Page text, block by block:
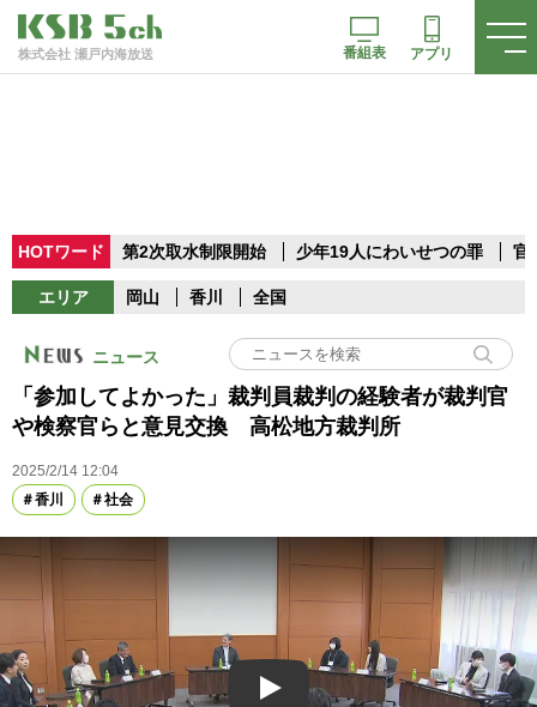
株式会社 瀬戸内海放送 番組表 アプリ
HOTワード 第2次取水制限開始 少年19人にわいせつの罪 官
エリア 岡山 香川 全国
ニュース
「参加してよかった」裁判員裁判の経験者が裁判官
や検察官らと意見交換 高松地方裁判所
2025/2/14 12:04
香川
社会
Play